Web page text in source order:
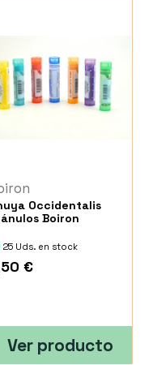
Occidentalis
Boiron
25 Uds. en stock
€
Ver producto